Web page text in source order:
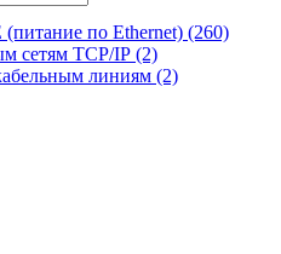
по Ethernet) (260)
сетям TCP/IP (2)
линиям (2)